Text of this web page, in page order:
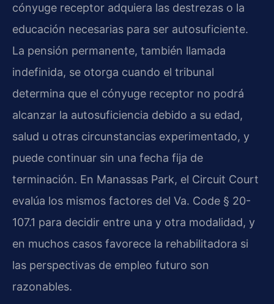
cónyuge receptor adquiera las destrezas o la
educación necesarias para ser autosuficiente.
La pensión permanente, también llamada
indefinida, se otorga cuando el tribunal
determina que el cónyuge receptor no podrá
alcanzar la autosuficiencia debido a su edad,
salud u otras circunstancias experimentado, y
puede continuar sin una fecha fija de
terminación. En Manassas Park, el Circuit Court
evalúa los mismos factores del Va. Code § 20-
107.1 para decidir entre una y otra modalidad, y
en muchos casos favorece la rehabilitadora si
las perspectivas de empleo futuro son
razonables.